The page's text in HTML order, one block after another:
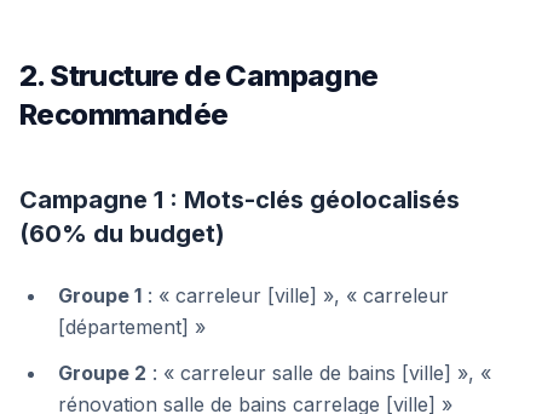
2. Structure de Campagne
Recommandée
Campagne 1 : Mots-clés géolocalisés
(60% du budget)
Groupe 1 : « carreleur [ville] », « carreleur
[département] »
Groupe 2 : « carreleur salle de bains [ville] », «
rénovation salle de bains carrelage [ville] »